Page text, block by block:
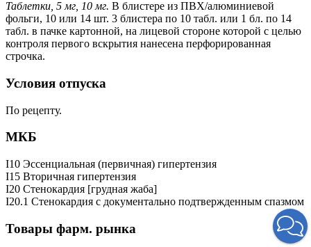
Таблетки, 5 мг, 10 мг. В блистере из ПВХ/алюминиевой
фольги, 10 или 14 шт. 3 блистера по 10 табл. или 1 бл. по 14
табл. в пачке картонной, на лицевой стороне которой с целью
контроля первого вскрытия нанесена перфорированная
строчка.
Условия отпуска
По рецепту.
МКБ
I10 Эссенциальная (первичная) гипертензия
I15 Вторичная гипертензия
I20 Стенокардия [грудная жаба]
I20.1 Стенокардия с документально подтвержденным спазмом
Товары фарм. рынка